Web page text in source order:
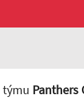
týmu Panthers